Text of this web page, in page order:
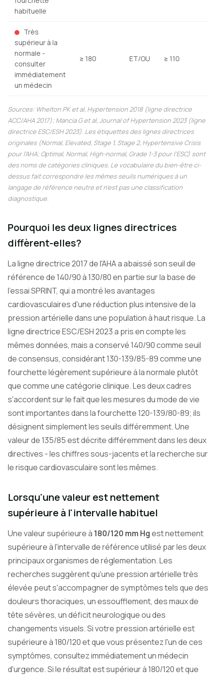
habituelle
Très
supérieur à la
normale -
consulter
immédiatement
un médecin
≥ 180 ET/OU ≥ 110
Sources: Whelton PK et al, Hypertension 2018 (ligne directrice
ACC/AHA 2017); Mancia G et al, Journal of Hypertension 2023 (ligne
directrice ESC/ESH 2023). Les étiquettes des lignes directrices
originales (Normal, Elevated, Stage 1, Stage 2, Hypertensive Crisis
pour l'AHA; Optimal, Normal, High-normal, Grade 1-3 pour l'ESC) sont
des noms de catégories cliniques. Le vocabulaire du bien-être ci-
dessus fait correspondre les mêmes seuils numériques à un
langage de référence neutre et n'est pas une classification
diagnostique.
Pourquoi les deux lignes directrices
diffèrent-elles?
La ligne directrice 2017 de l'AHA a abaissé son seuil de
référence de 140/90 à 130/80 en partie sur la base de
l'essai SPRINT, qui a montré les avantages
cardiovasculaires d'une réduction plus intensive de la
pression artérielle dans une population à haut risque. La
ligne directrice ESC/ESH 2023 a pris en compte les
mêmes données, mais a conservé 140/90 comme seuil
de consensus, considérant 130-139/85-89 comme une
fourchette légèrement supérieure à la normale plutôt
que comme une catégorie clinique. Les deux cadres
s'accordent sur le fait que les mesures du mode de vie
sont importantes dans la fourchette 120-139/80-89; ils
désignent simplement les seuils différemment. Une
valeur de 135/85 est décrite différemment dans les deux
directives - les chiffres sous-jacents et la recherche sur
le risque cardiovasculaire sont les mêmes.
Lorsqu'une valeur est nettement
supérieure à l'intervalle habituel
Une valeur supérieure à 180/120 mm Hgest nettement
supérieure à l'intervalle de référence utilisé par les deux
principaux organismes de réglementation. Les
recherches suggèrent qu'une pression artérielle très
élevée peut s'accompagner de symptômes tels que des
douleurs thoraciques, un essoufflement, des maux de
tête sévères, un déficit neurologique ou des
changements visuels. Si votre pression artérielle est
supérieure à 180/120 et que vous présentez l'un de ces
symptômes, consultez immédiatement un médecin
d'urgence. Si le résultat est supérieur à 180/120 et que